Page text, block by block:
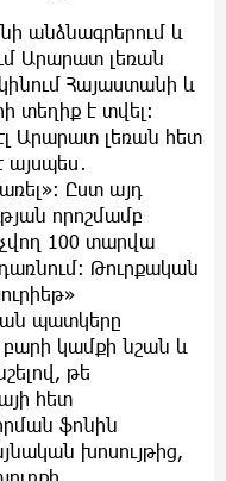
անձնագրերում և
Արարատ լեռան
Հայաստանի և
տեղիք է տվել։
Արարատ լեռան հետ
այսպես․
Ըստ այդ
որոշմամբ
100 տարվա
Թուրքական
պատկերը
բարի կամքի նշան և
թե
հետ
ֆոնին
խոսույթից,